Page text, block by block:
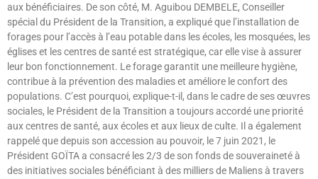
aux bénéficiaires. De son côté, M. Aguibou DEMBELE, Conseiller
spécial du Président de la Transition, a expliqué que l’installation de
forages pour l’accès à l’eau potable dans les écoles, les mosquées, les
églises et les centres de santé est stratégique, car elle vise à assurer
leur bon fonctionnement. Le forage garantit une meilleure hygiène,
contribue à la prévention des maladies et améliore le confort des
populations. C’est pourquoi, explique-t-il, dans le cadre de ses œuvres
sociales, le Président de la Transition a toujours accordé une priorité
aux centres de santé, aux écoles et aux lieux de culte. Il a également
rappelé que depuis son accession au pouvoir, le 7 juin 2021, le
Président GOÏTA a consacré les 2/3 de son fonds de souveraineté à
des initiatives sociales bénéficiant à des milliers de Maliens à travers